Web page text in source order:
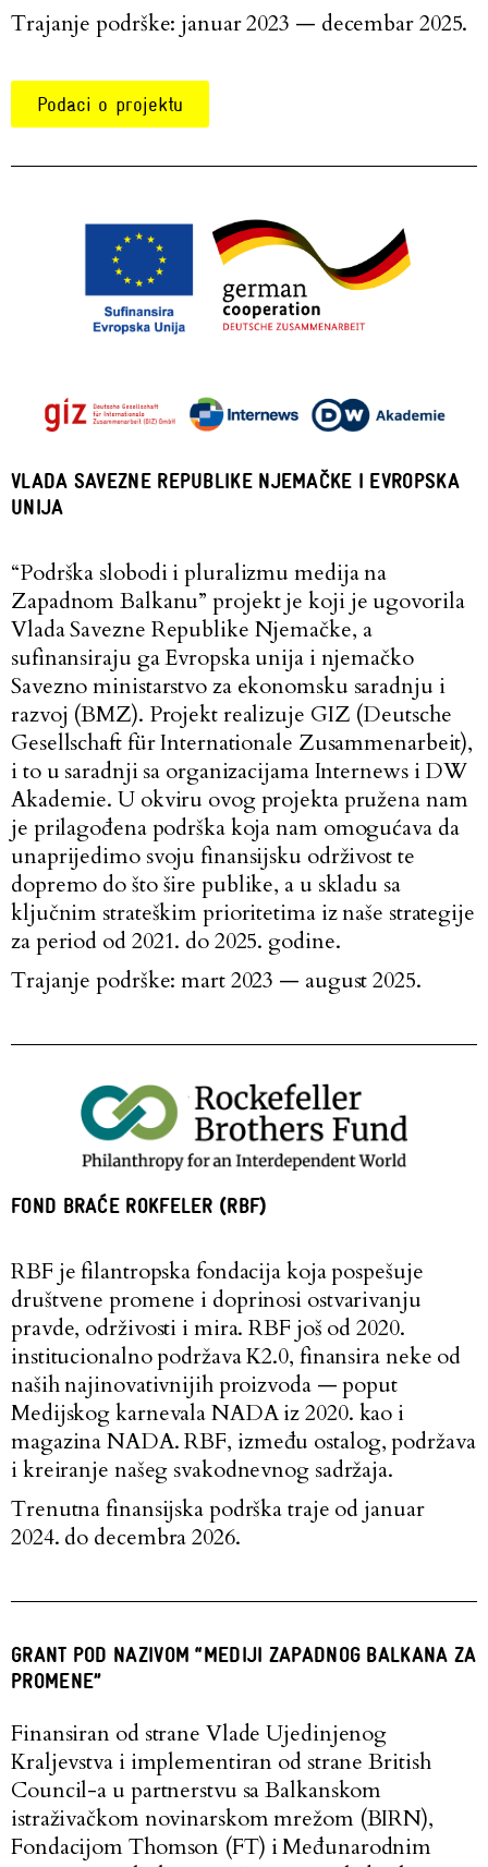
Trajanje podrške: januar 2023 — decembar 2025.
Podaci o projektu
VLADA SAVEZNE REPUBLIKE NJEMAČKE I EVROPSKA
UNIJA
“Podrška slobodi i pluralizmu medija na
Zapadnom Balkanu” projekt je koji je ugovorila
Vlada Savezne Republike Njemačke, a
sufinansiraju ga Evropska unija i njemačko
Savezno ministarstvo za ekonomsku saradnju i
razvoj (BMZ). Projekt realizuje GIZ (Deutsche
Gesellschaft für Internationale Zusammenarbeit),
i to u saradnji sa organizacijama Internews i DW
Akademie. U okviru ovog projekta pružena nam
je prilagođena podrška koja nam omogućava da
unaprijedimo svoju finansijsku održivost te
dopremo do što šire publike, a u skladu sa
ključnim strateškim prioritetima iz naše strategije
za period od 2021. do 2025. godine.
Trajanje podrške: mart 2023 — august 2025.
FOND BRAĆE ROKFELER (RBF)
RBF je filantropska fondacija koja pospešuje
društvene promene i doprinosi ostvarivanju
pravde, održivosti i mira. RBF još od 2020.
institucionalno podržava K2.0, finansira neke od
naših najinovativnijih proizvoda — poput
Medijskog karnevala NADA iz 2020. kao i
magazina NADA. RBF, između ostalog, podržava
i kreiranje našeg svakodnevnog sadržaja.
Trenutna finansijska podrška traje od januar
2024. do decembra2026.
GRANT POD NAZIVOM “MEDIJI ZAPADNOG BALKANA ZA
PROMENE”
Finansiran od strane Vlade Ujedinjenog
Kraljevstva i implementiran od strane British
Council-a u partnerstvu sa Balkanskom
istraživačkom novinarskom mrežom (BIRN),
Fondacijom Thomson (FT) i Međunarodnim